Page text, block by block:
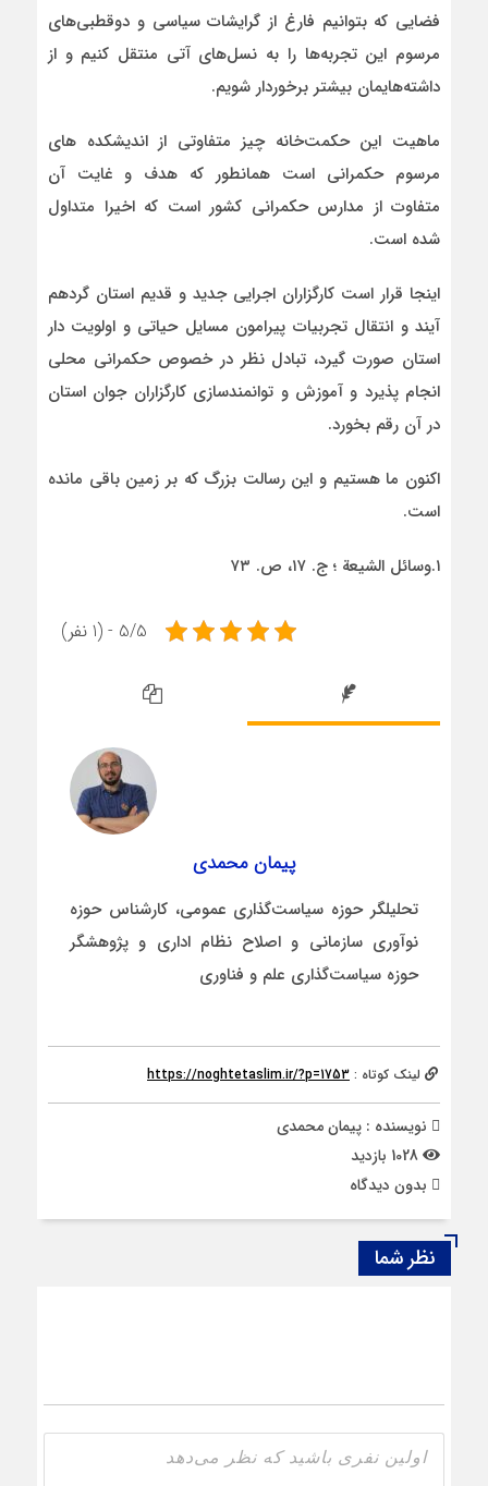
فضایی که بتوانیم فارغ از گرایشات سیاسی و دوقطبی‌های
مرسوم این تجربه‌ها را به نسل‌های آتی منتقل کنیم و از
داشته‌هایمان بیشتر برخوردار شویم.
ماهیت این حکمت‌خانه چیز متفاوتی از اندیشکده های
مرسوم حکمرانی است همانطور که هدف و غایت آن
متفاوت از مدارس حکمرانی کشور است که اخیرا متداول
شده است.
اینجا قرار است کارگزاران اجرایی جدید و قدیم استان گردهم
آیند و انتقال تجربیات پیرامون مسایل حیاتی و اولویت دار
استان صورت گیرد، تبادل نظر در خصوص حکمرانی محلی
انجام پذیرد و آموزش و توانمندسازی کارگزاران جوان استان
در آن رقم بخورد.
اکنون ما هستیم و این رسالت بزرگ که بر زمین باقی مانده
است.
۱.‌وسائل الشيعة ؛ ج. ۱۷، ص. ۷۳
5/5 - (1 نفر)
پیمان محمدی
تحلیلگر حوزه سیاست‌گذاری عمومی، کارشناس حوزه
نوآوری سازمانی و اصلاح نظام اداری و پژوهشگر
حوزه سیاست‌گذاری علم و فناوری
لینک کوتاه : https://noghtetaslim.ir/?p=1753
نویسنده : پیمان محمدی
بدون دیدگاه
نظر شما